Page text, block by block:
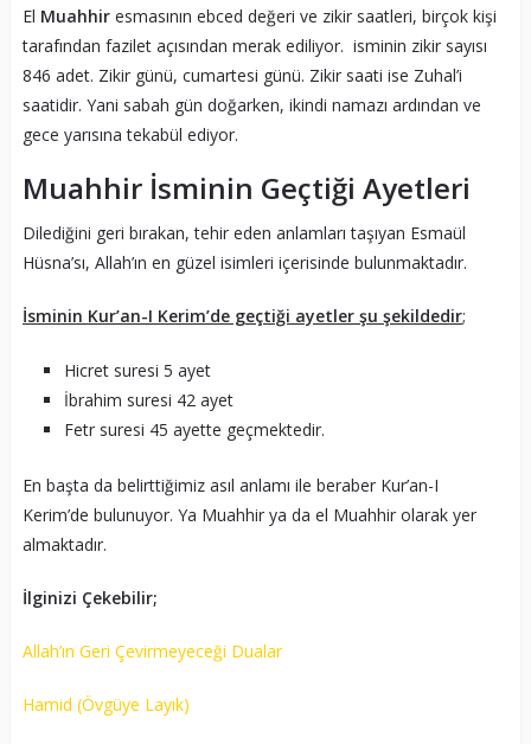
El Muahhir esmasının ebced değeri ve zikir saatleri, birçok kişi
tarafından fazilet açısından merak ediliyor. isminin zikir sayısı
846 adet. Zikir günü, cumartesi günü. Zikir saati ise Zuhal’i
saatidir. Yani sabah gün doğarken, ikindi namazı ardından ve
gece yarısına tekabül ediyor.
Muahhir İsminin Geçtiği Ayetleri
Dilediğini geri bırakan, tehir eden anlamları taşıyan Esmaül
Hüsna’sı, Allah’ın en güzel isimleri içerisinde bulunmaktadır.
İsminin Kur’an-I Kerim’de geçtiği ayetler şu şekildedir;
Hicret suresi 5 ayet
İbrahim suresi 42 ayet
Fetr suresi 45 ayette geçmektedir.
En başta da belirttiğimiz asıl anlamı ile beraber Kur’an-I
Kerim’de bulunuyor. Ya Muahhir ya da el Muahhir olarak yer
almaktadır.
İlginizi Çekebilir;
Allah’ın Geri Çevirmeyeceği Dualar
Hamid (Övgüye Layık)